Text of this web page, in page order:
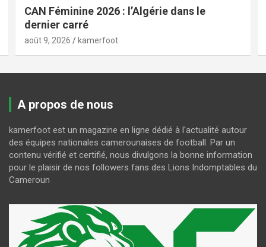
CAN Féminine 2026 : l’Algérie dans le
dernier carré
août 9, 2026 kamerfoot
A propos de nous
kamerfoot est un magazine en ligne dédié à l'actualité autour
des équipes nationales camerounaises de football. Par un
contenu vérifié et certifié, nous divulgons la bonne information
pour le plaisir de nos followers fans des Lions Indomptables du
Cameroun